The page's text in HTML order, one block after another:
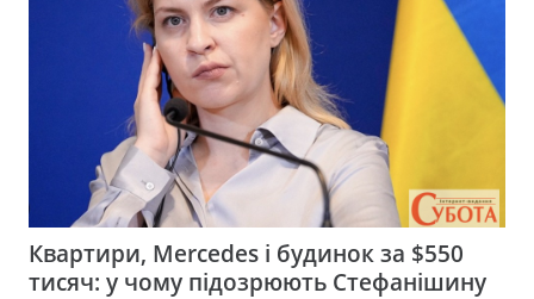
Квартири, Mercedes і будинок за $550
тисяч: у чому підозрюють Стефанішину